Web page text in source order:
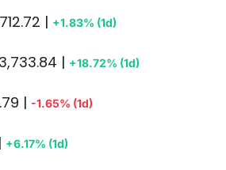
| +1.83% (1d)
| +18.72% (1d)
| -1.65% (1d)
+6.17% (1d)